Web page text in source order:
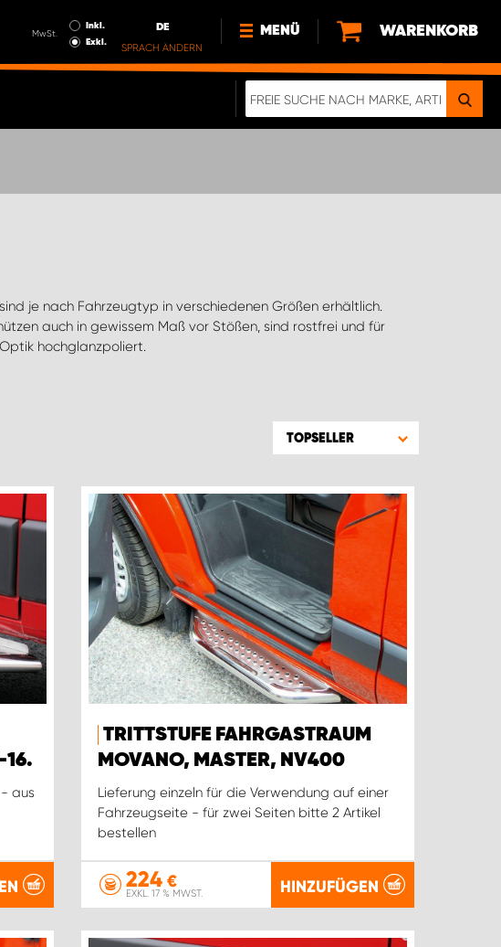
MwSt.
Inkl.
Exkl.
DE
SPRACH ÄNDERN
MENÜ
NEWS
WARENKORB
hochglanzpoliert.
TOPSELLER
16.
- aus
TRITTSTUFE FAHRGASTRAUM
MOVANO, MASTER, NV400
Lieferung einzeln für die Verwendung auf einer
Fahrzeugseite - für zwei Seiten bitte 2 Artikel
bestellen
224 €
EXKL. 17 % MWST. HINZUFÜGEN